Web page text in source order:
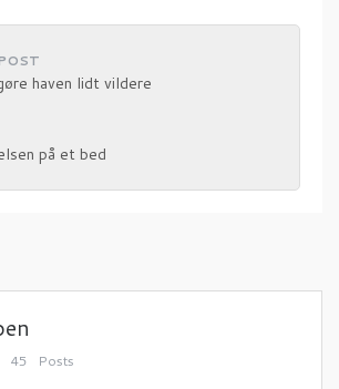
haven lidt vildere
på et bed
45 Posts